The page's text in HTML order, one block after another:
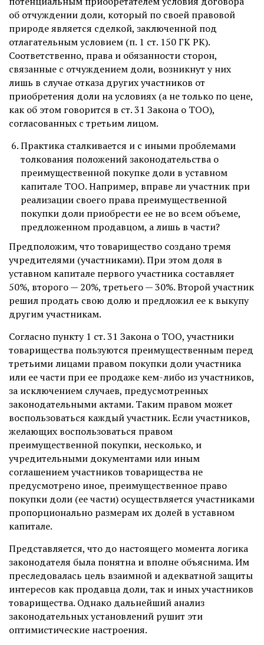
об отчуждении доли, который по своей правовой
природе является сделкой, заключенной под
отлагательным условием (п. 1 ст. 150 ГК РК).
Соответственно, права и обязанности сторон,
связанные с отчуждением доли, возникнут у них
лишь в случае отказа других участников от
приобретения доли на условиях (а не только по цене,
как об этом говорится в ст. 31 Закона о ТОО),
согласованных с третьим лицом.
Практика сталкивается и с иными проблемами
толкования положений законодательства о
преимущественной покупке доли в уставном
капитале ТОО. Например, вправе ли участник при
реализации своего права преимущественной
покупки доли приобрести ее не во всем объеме,
предложенном продавцом, а лишь в части?
Предположим, что товарищество создано тремя
учредителями (участниками). При этом доля в
уставном капитале первого участника составляет
50%, второго — 20%, третьего — 30%. Второй участник
решил продать свою долю и предложил ее к выкупу
другим участникам.
Согласно пункту 1 ст. 31 Закона о ТОО, участники
товарищества пользуются преимущественным перед
третьими лицами правом покупки доли участника
или ее части при ее продаже кем-либо из участников,
за исключением случаев, предусмотренных
законодательными актами. Таким правом может
воспользоваться каждый участник. Если участников,
желающих воспользоваться правом
преимущественной покупки, несколько, и
учредительными документами или иным
соглашением участников товарищества не
предусмотрено иное, преимущественное право
покупки доли (ее части) осуществляется участниками
пропорционально размерам их долей в уставном
капитале.
Представляется, что до настоящего момента логика
законодателя была понятна и вполне объяснима. Им
преследовалась цель взаимной и адекватной защиты
интересов как продавца доли, так и иных участников
товарищества. Однако дальнейший анализ
законодательных установлений рушит эти
оптимистические настроения.